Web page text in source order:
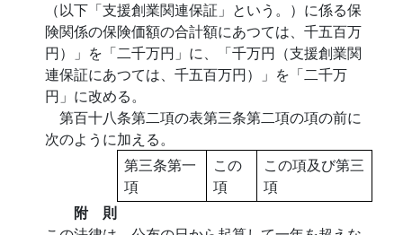
（以下「支援創業関連保証」という。）に係る保
険関係の保険価額の合計額にあつては、千五百万
円）」を「二千万円」に、「千万円（支援創業関
連保証にあつては、千五百万円）」を「二千万
円」に改める。
第百十八条第二項の表第三条第二項の項の前に
次のように加える。
第三条第一
項
この
項
この項及び第三
項
附 則